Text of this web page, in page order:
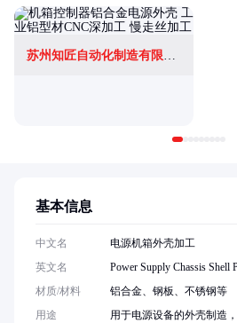
苏州知匠自动化制造有限公司
基本信息
中文名
电源机箱外壳加工
英文名
Power Supply Chassis Shell
材质/材料
铝合金、钢板、不锈钢等
用途
用于电源设备的外壳制造